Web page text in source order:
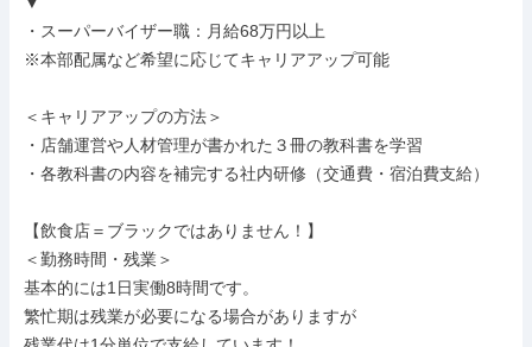
・スーパーバイザー職：月給68万円以上
※本部配属など希望に応じてキャリアアップ可能
＜キャリアアップの方法＞
・店舗運営や人材管理が書かれた３冊の教科書を学習
・各教科書の内容を補完する社内研修（交通費・宿泊費支給）
【飲食店＝ブラックではありません！】
＜勤務時間・残業＞
基本的には1日実働8時間です。
繁忙期は残業が必要になる場合がありますが